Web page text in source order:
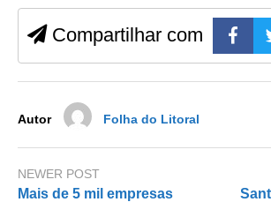
b
o
o
d
o
n
Compartilhar com
Autor Folha do Litoral
NEWER POST
Mais de 5 mil empresas